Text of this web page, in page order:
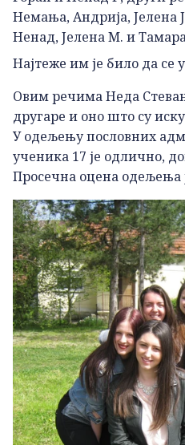
Немања, Андрија, Јелена
Ненад, Јелена М. и
Најтеже им је било да
Овим речима Неда
другаре и оно што су
У одељењу пословних
ученика 17 је одлично,
Просечна оцена одељења